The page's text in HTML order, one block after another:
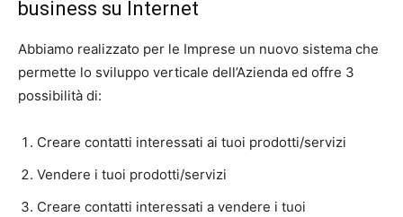
business su Internet
Abbiamo realizzato per le Imprese un nuovo sistema che
permette lo sviluppo verticale dell’Azienda ed offre 3
possibilità di:
Creare contatti interessati ai tuoi prodotti/servizi
Vendere i tuoi prodotti/servizi
Creare contatti interessati a vendere i tuoi